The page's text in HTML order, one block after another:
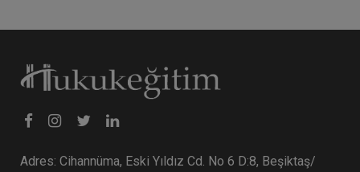
Adres: Cihannüma, Eski Yıldız Cd. No 6 D:8, Beşiktaş/